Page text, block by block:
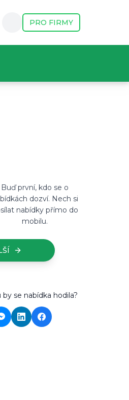
PRO FIRMY
Buď první, kdo se o
dozví. Nech si
nabídky přímo do
mobilu.
by se nabídka hodila?